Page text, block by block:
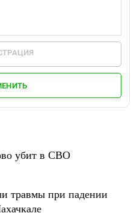
убит в СВО
травмы при падении